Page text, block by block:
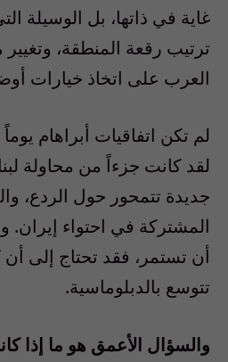
غاية في ذاتها، بل الوسيلة
ترتيب رقعة المنطقة، وتغيير
العرب على اتخاذ خيارات
لم تكن اتفاقيات أبراهام
لقد كانت جزءاً من محاولة
جديدة تتمحور حول الردع،
المشتركة في احتواء إيران.
أن تستمر، فقد تحتاج إلى
تتوسع بالدبلوماسية.
والسؤال الأعمق هو ما إذا